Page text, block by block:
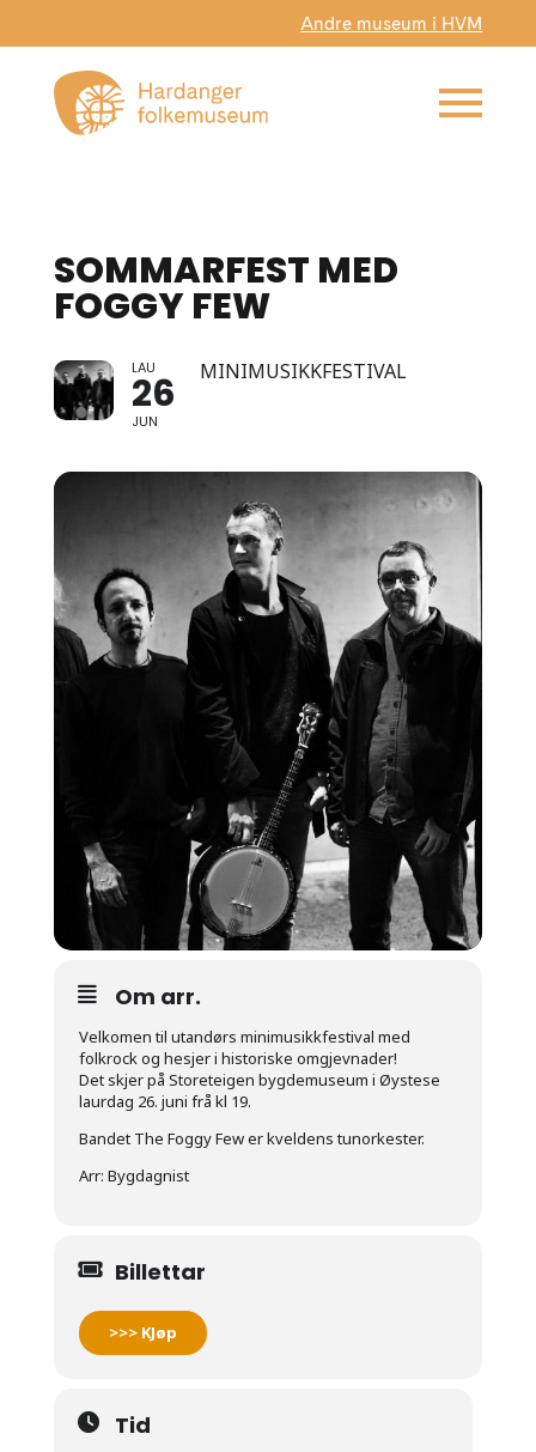
Andre museum i HVM
SOMMARFEST MED
FOGGY FEW
LAU
26
JUN
MINIMUSIKKFESTIVAL
Om arr.
Velkomen til utandørs minimusikkfestival med
folkrock og hesjer i historiske omgjevnader!
Det skjer på Storeteigen bygdemuseum i Øystese
laurdag 26. juni frå kl 19.
Bandet The Foggy Few er kveldens tunorkester.
Arr: Bygdagnist
Billettar
>>> KJøp
Tid